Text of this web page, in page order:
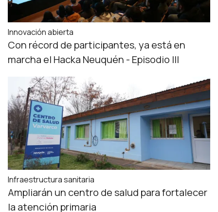
Innovación abierta
Con récord de participantes, ya está en
marcha el Hacka Neuquén - Episodio III
Infraestructura sanitaria
Ampliarán un centro de salud para fortalecer
la atención primaria